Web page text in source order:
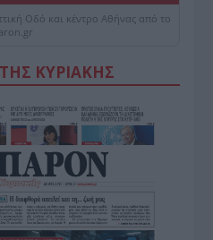
Οδό και κέντρο Αθήνας από το
ΚΥΡΙΑΚΗΣ